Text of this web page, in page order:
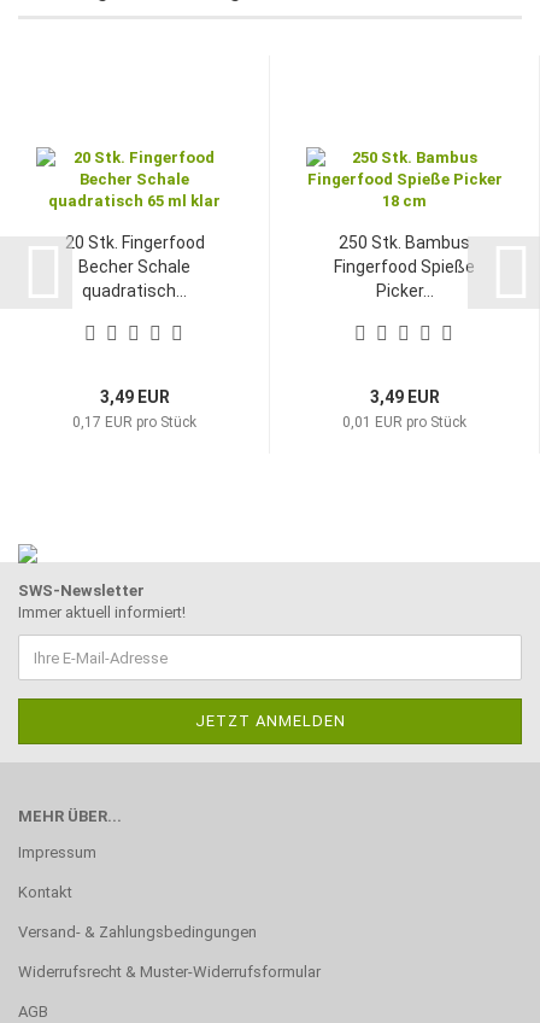
20 Stk. Fingerfood
Becher Schale
quadratisch...
3,49 EUR
0,17 EUR pro Stück
250 Stk. Bambus
Fingerfood Spieße
Picker...
3,49 EUR
0,01 EUR pro Stück
SWS-Newsletter
Immer aktuell informiert!
MEHR ÜBER...
Impressum
Kontakt
Versand- & Zahlungsbedingungen
Widerrufsrecht & Muster-Widerrufsformular
AGB